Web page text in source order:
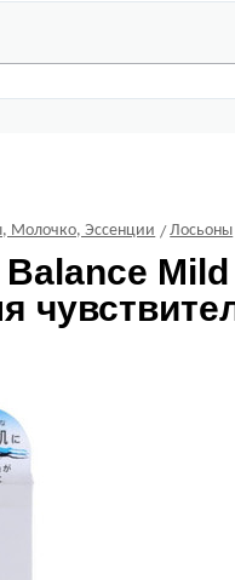
Молочко, Эссенции Лосьоны